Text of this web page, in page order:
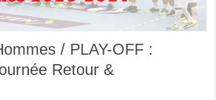
/ PLAY-OFF :
Retour &